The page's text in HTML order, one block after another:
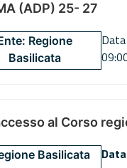
(ADP) 25- 27
Regione
Basilicata
al Corso
Basilicata